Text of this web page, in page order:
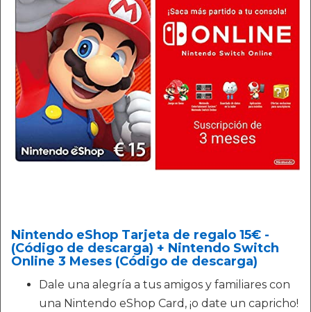
Nintendo eShop Tarjeta de regalo 15€ -
(Código de descarga) + Nintendo Switch
Online 3 Meses (Código de descarga)
Dale una alegría a tus amigos y familiares con
una Nintendo eShop Card, ¡o date un capricho!